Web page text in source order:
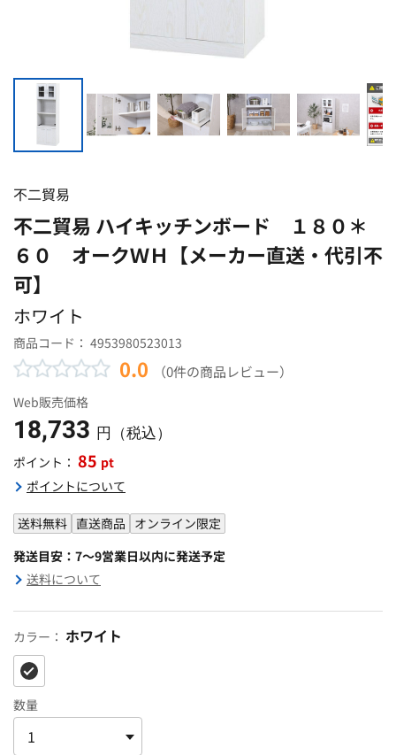
不二貿易
不二貿易 ハイキッチンボード １８０＊
６０ オークＷＨ【メーカー直送・代引不
可】
ホワイト
商品コード： 4953980523013
0.0 （0件の商品レビュー）
Web販売価格
18,733 円（税込）
ポイント： 85 pt
ポイントについて
送料無料 直送商品 オンライン限定
発送目安：7～9営業日以内に発送予定
送料について
カラー： ホワイト
数量